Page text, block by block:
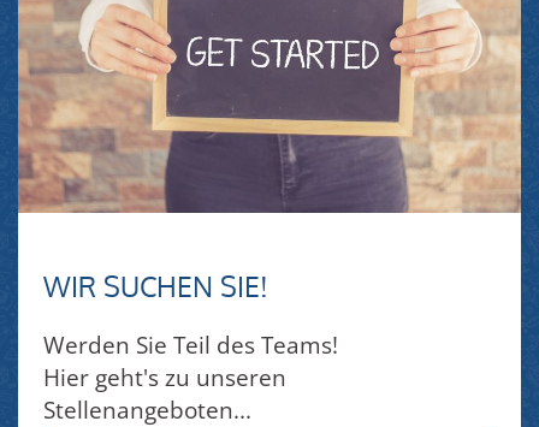
WIR SUCHEN SIE!
Werden Sie Teil des Teams!
Hier geht's zu unseren
Stellenangeboten...